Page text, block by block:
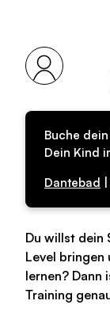
Buche
Dein Kind
Dantebad
Du willst dein
Level bringen
lernen? Dann
Training